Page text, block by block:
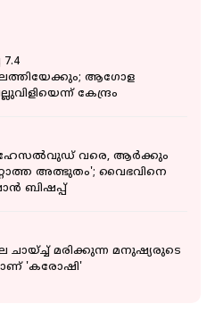
ആഗോള
കേന്ദ്രം
വരെ, ആർക്കും
അത്ഭുതം'; വൈഭവിനെ
ബിഷപ്പ്
മരിക്കുന്ന മനുഷ്യരുടെ
'കരോഷി'